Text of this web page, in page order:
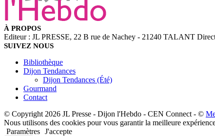
À PROPOS
Editeur : JL PRESSE, 22 B rue de Nachey - 21240 TALANT
SUIVEZ NOUS
Bibliothèque
Dijon Tendances
Dijon Tendances (Été)
Gourmand
Contact
© Copyright 2026 JL Presse - Dijon l'Hebdo - CEN Connect - ©
Nous utilisons des cookies pour vous garantir la meilleure
Paramètres J'accepte